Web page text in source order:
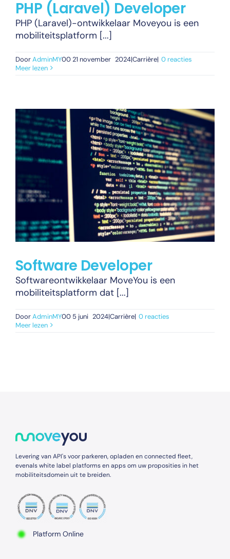
PHP (Laravel) Developer
PHP (Laravel)-ontwikkelaar Moveyou is een
mobiliteitsplatform [...]
DoorAdminMY00 21 november 2024|Carrière| 0 reacties
Meer lezen
Software Developer
Softwareontwikkelaar MoveYou is een
mobiliteitsplatform dat [...]
DoorAdminMY00 5 juni 2024|Carrière| 0 reacties
Meer lezen
Levering van API's voor parkeren, opladen en connected fleet,
evenals white label platforms en apps om uw proposities in het
mobiliteitsdomein uit te breiden.
Platform Online